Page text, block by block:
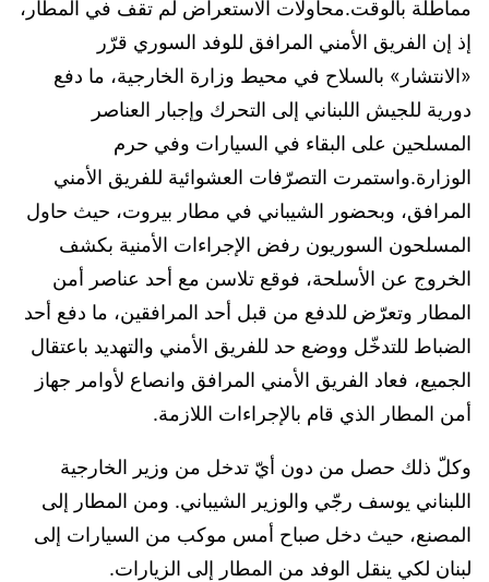
مماطلة بالوقت.محاولات الاستعراض لم تقف في المطار،
إذ إن الفريق الأمني المرافق للوفد السوري قرّر
«الانتشار» بالسلاح في محيط وزارة الخارجية، ما دفع
دورية للجيش اللبناني إلى التحرك وإجبار العناصر
المسلحين على البقاء في السيارات وفي حرم
الوزارة.واستمرت التصرّفات العشوائية للفريق الأمني
المرافق، وبحضور الشيباني في مطار بيروت، حيث حاول
المسلحون السوريون رفض الإجراءات الأمنية بكشف
الخروج عن الأسلحة، فوقع تلاسن مع أحد عناصر أمن
المطار وتعرّض للدفع من قبل أحد المرافقين، ما دفع أحد
الضباط للتدخّل ووضع حد للفريق الأمني والتهديد باعتقال
الجميع، فعاد الفريق الأمني المرافق وانصاع لأوامر جهاز
أمن المطار الذي قام بالإجراءات اللازمة.
وكلّ ذلك حصل من دون أيّ تدخل من وزير الخارجية
اللبناني يوسف رجّي والوزير الشيباني. ومن المطار إلى
المصنع، حيث دخل صباح أمس موكب من السيارات إلى
لبنان لكي ينقل الوفد من المطار إلى الزيارات.